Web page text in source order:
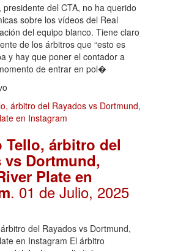
presidente del CTA, no ha querido
sobre los vídeos del Real
del equipo blanco. Tiene claro
de los árbitros que “esto es
y hay que poner el contador a
de entrar en pol�
Tello, árbitro del
vs Dortmund,
Plate en
. 01 de Julio, 2025
del Rayados vs Dortmund,
en Instagram El árbitro